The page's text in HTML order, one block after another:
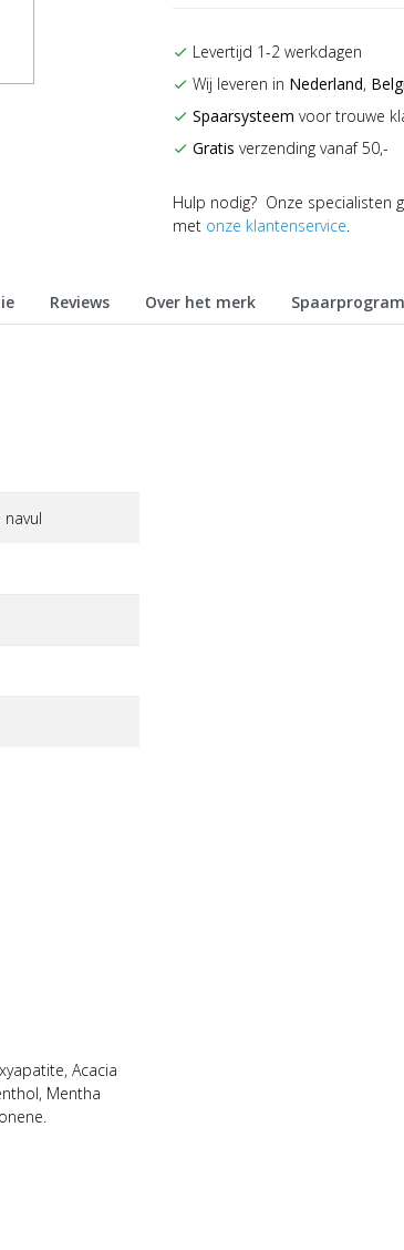
check Levertijd 1-2 werkdagen
check Wij leveren in Nederland,
check Spaarsysteem voor trouwe
check Gratis verzending vanaf 50,-
Hulp nodig? Onze specialisten
met onze klantenservice.
Reviews Over het merk
Acacia
Mentha